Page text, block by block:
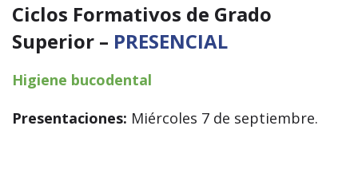
Ciclos Formativos de Grado
Superior – PRESENCIAL
Higiene bucodental
Presentaciones: Miércoles 7 de septiembre.